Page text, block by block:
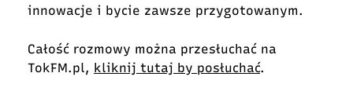
innowacje i bycie zawsze przygotowanym.
Całość rozmowy można przesłuchać na
TokFM.pl, kliknij tutaj by posłuchać.